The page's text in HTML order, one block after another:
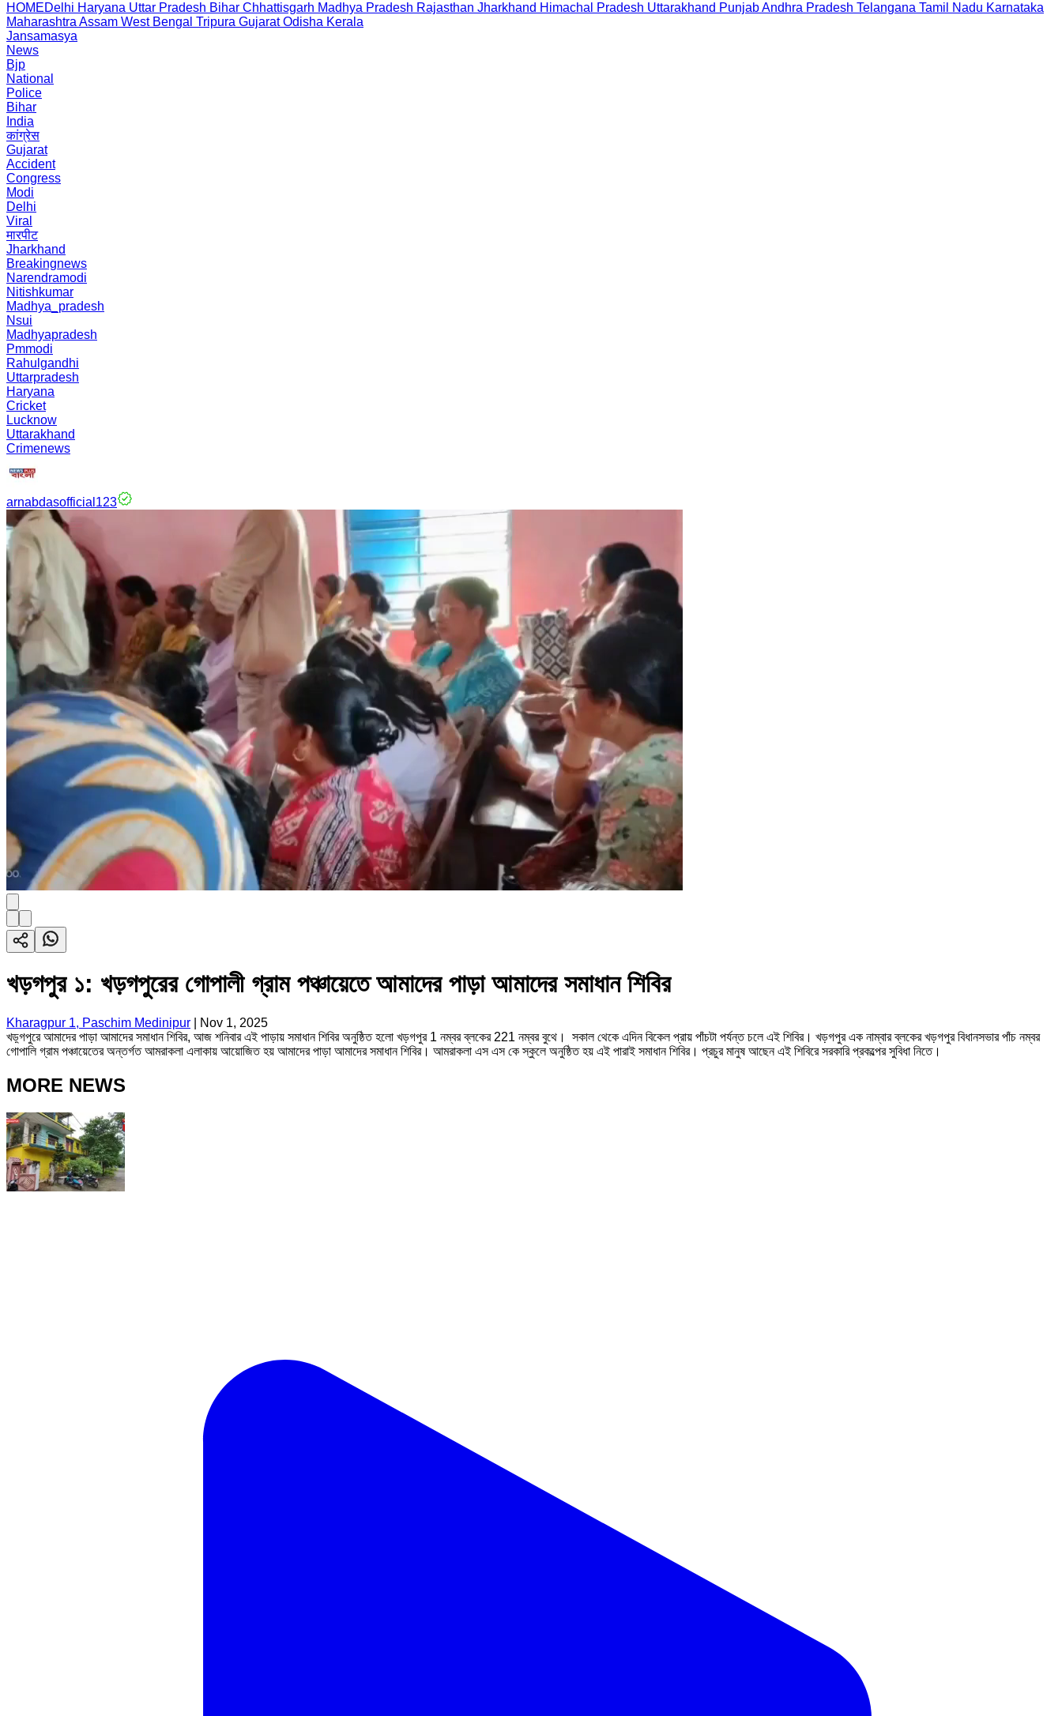
HOMEDelhi Haryana Uttar Pradesh Bihar Chhattisgarh Madhya Pradesh Rajasthan Jharkhand Himachal Pradesh Uttarakhand PunjabAndhra Pradesh Telangana Tamil Nadu Karnataka
Maharashtra Assam West Bengal Tripura Gujarat Odisha Kerala
Jansamasya
News
Bjp
National
Police
Bihar
India
कांग्रेस
Gujarat
Accident
Congress
Modi
Delhi
Viral
मारपीट
Jharkhand
Breakingnews
Narendramodi
Nitishkumar
Madhya_pradesh
Nsui
Madhyapradesh
Pmmodi
Rahulgandhi
Uttarpradesh
Haryana
Cricket
Lucknow
Uttarakhand
Crimenews
arnabdasofficial123
খড়গপুর ১: খড়গপুরের গোপালী গ্রাম পঞ্চায়েতে আমাদের পাড়া আমাদের সমাধান শিবির
Kharagpur 1, Paschim Medinipur
Nov 1, 2025
খড়্গপুরে আমাদের পাড়া আমাদের সমাধান শিবির, আজ শনিবার এই পাড়ায় সমাধান শিবির অনুষ্ঠিত হলো খড়গপুর 1 নম্বর ব্লকের 221 নম্বর বুথে। সকাল থেকে এদিন বিকেল প্রায় পাঁচটা পর্যন্ত চলে এই শিবির। খড়গপুর এক নাম্বার ব্লকের খড়গপুর বিধানসভার পাঁচ নম্বর
গোপালি গ্রাম পঞ্চায়েতের অন্তর্গত আমরাকলা এলাকায় আয়োজিত হয় আমাদের পাড়া আমাদের সমাধান শিবির। আমরাকলা এস এস কে স্কুলে অনুষ্ঠিত হয় এই পারাই সমাধান শিবির। প্রচুর মানুষ আছেন এই শিবিরে সরকারি প্রকল্পের সুবিধা নিতে।
MORE NEWS